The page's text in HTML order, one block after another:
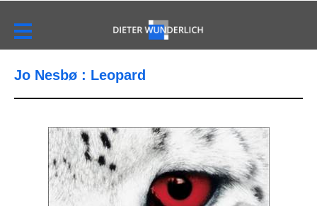
Jo Nesbø : Leopard